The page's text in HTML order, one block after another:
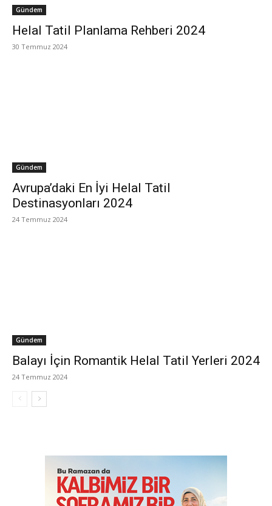
Gündem
Helal Tatil Planlama Rehberi 2024
30 Temmuz 2024
Gündem
Avrupa’daki En İyi Helal Tatil
Destinasyonları 2024
24 Temmuz 2024
Gündem
Balayı İçin Romantik Helal Tatil Yerleri 2024
24 Temmuz 2024